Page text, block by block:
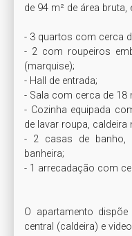
de 94 m² de área
- 3 quartos com cerca
- 2 com roupeiros
(marquise);
- Hall de entrada;
- Sala com cerca de 18
- Cozinha equipada
de lavar roupa, caldeira
- 2 casas de banho,
banheira;
- 1 arrecadação com
O apartamento
central (caldeira) e